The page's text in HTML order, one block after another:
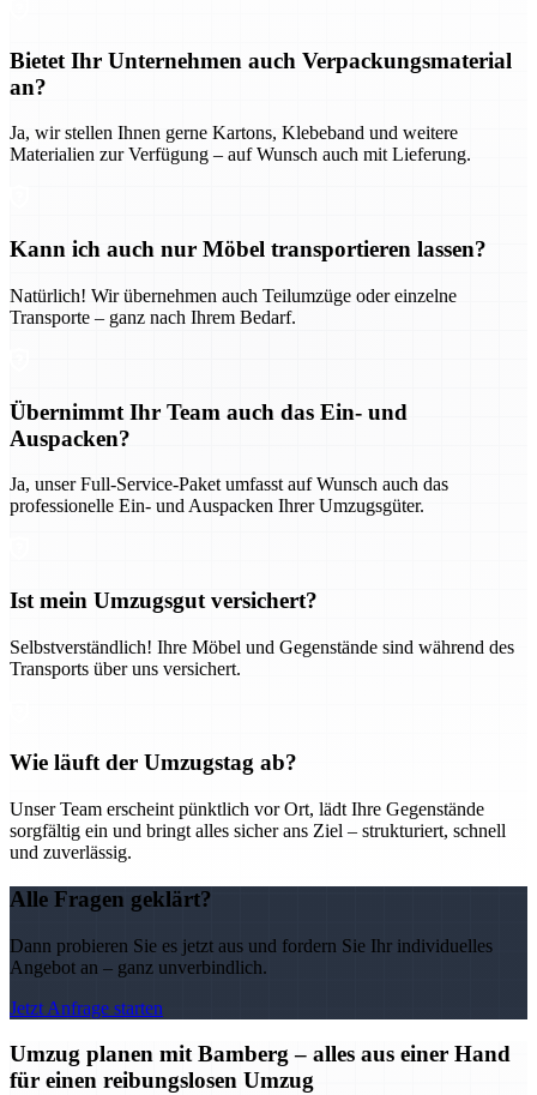
Bietet Ihr Unternehmen auch Verpackungsmaterial
an?
Ja, wir stellen Ihnen gerne Kartons, Klebeband und weitere
Materialien zur Verfügung – auf Wunsch auch mit Lieferung.
Kann ich auch nur Möbel transportieren lassen?
Natürlich! Wir übernehmen auch Teilumzüge oder einzelne
Transporte – ganz nach Ihrem Bedarf.
Übernimmt Ihr Team auch das Ein- und
Auspacken?
Ja, unser Full-Service-Paket umfasst auf Wunsch auch das
professionelle Ein- und Auspacken Ihrer Umzugsgüter.
Ist mein Umzugsgut versichert?
Selbstverständlich! Ihre Möbel und Gegenstände sind während des
Transports über uns versichert.
Wie läuft der Umzugstag ab?
Unser Team erscheint pünktlich vor Ort, lädt Ihre Gegenstände
sorgfältig ein und bringt alles sicher ans Ziel – strukturiert, schnell
und zuverlässig.
Alle Fragen geklärt?
Dann probieren Sie es jetzt aus und fordern Sie Ihr individuelles
Angebot an – ganz unverbindlich.
Jetzt Anfrage starten
Umzug planen mit Bamberg – alles aus einer Hand
für einen reibungslosen Umzug